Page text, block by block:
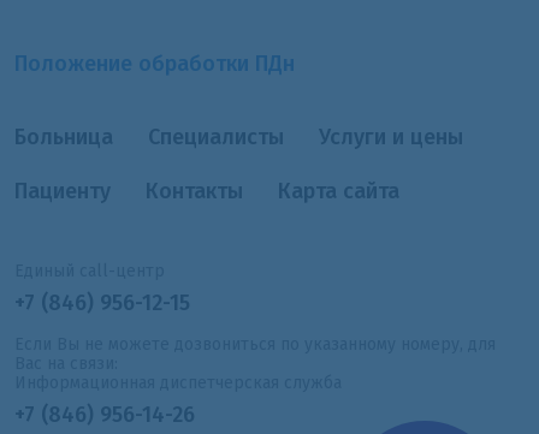
Положение обработки ПДн
Больница Специалисты Услуги и цены
Пациенту Контакты Карта сайта
+7 (846) 956-12-15
+7 (846) 956-14-26